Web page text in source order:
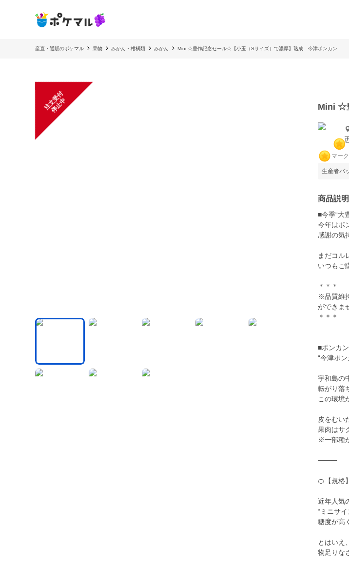
産直・通販のポケマル 果物 みかん・柑橘類 みかん Mini ☆豊作記念セール☆【小玉（Sサイズ）で濃厚】熟成 今津ポンカン
注
文
受
付
停
止
中 Mini ☆
マー
生産者バ
商品説明
■今季“大
今年はポ
感謝の気
まだコル
いつもご
＊＊＊
※品質維
ができま
＊＊＊
■ポンカ
“今津ポ
宇和島の
転がり落
この環境
皮をむい
果肉はサ
※一部種
⸻
🍊【規格
近年人気
“ミニサ
糖度が高
とはいえ
物足りな